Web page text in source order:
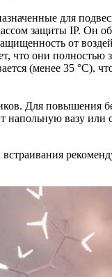
для
защиты IP. Он
от
что они
(менее 35 °С).
Для повышения
вазу или